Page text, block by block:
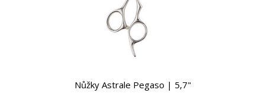
Nůžky Astrale Pegaso | 5,7"